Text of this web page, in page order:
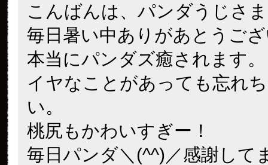
こんばんは、パンダうじさ
毎日暑い中ありがあとうご
本当にパンダズ癒されます。
イヤなことがあっても忘れ
い。
桃尻もかわいすぎー！
毎日パンダ＼(^^)／感謝して